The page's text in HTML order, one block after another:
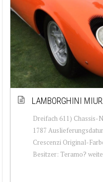
LAMBORGHINI
Dreifach 611) Chassis-
1787
Crescenzi Original-
Besitzer: Teramo?